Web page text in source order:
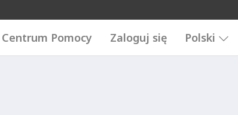
Centrum Pomocy Zaloguj się Polski